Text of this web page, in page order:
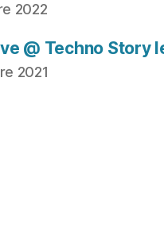
2022
@ Techno Story
2021